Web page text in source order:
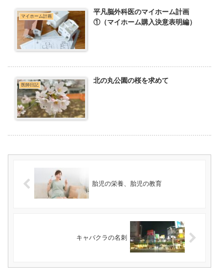
マイホーム計画
平凡脳外科医のマイホーム計画
①（マイホーム購入決意表明編）
医師日記 北の丸公園の桜を求めて
胎児の栄養、胎児の教育
キャバクラの名刺